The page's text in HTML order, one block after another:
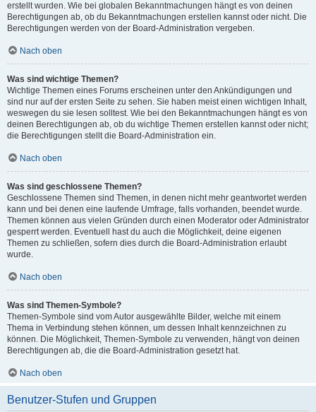
erstellt wurden. Wie bei globalen Bekanntmachungen hängt es von deinen
Berechtigungen ab, ob du Bekanntmachungen erstellen kannst oder nicht. Die
Berechtigungen werden von der Board-Administration vergeben.
Nach oben
Was sind wichtige Themen?
Wichtige Themen eines Forums erscheinen unter den Ankündigungen und
sind nur auf der ersten Seite zu sehen. Sie haben meist einen wichtigen Inhalt,
weswegen du sie lesen solltest. Wie bei den Bekanntmachungen hängt es von
deinen Berechtigungen ab, ob du wichtige Themen erstellen kannst oder nicht;
die Berechtigungen stellt die Board-Administration ein.
Nach oben
Was sind geschlossene Themen?
Geschlossene Themen sind Themen, in denen nicht mehr geantwortet werden
kann und bei denen eine laufende Umfrage, falls vorhanden, beendet wurde.
Themen können aus vielen Gründen durch einen Moderator oder Administrator
gesperrt werden. Eventuell hast du auch die Möglichkeit, deine eigenen
Themen zu schließen, sofern dies durch die Board-Administration erlaubt
wurde.
Nach oben
Was sind Themen-Symbole?
Themen-Symbole sind vom Autor ausgewählte Bilder, welche mit einem
Thema in Verbindung stehen können, um dessen Inhalt kennzeichnen zu
können. Die Möglichkeit, Themen-Symbole zu verwenden, hängt von deinen
Berechtigungen ab, die die Board-Administration gesetzt hat.
Nach oben
Benutzer-Stufen und Gruppen